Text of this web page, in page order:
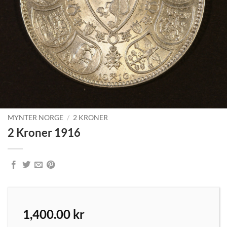
MYNTER NORGE / 2 KRONER
2 Kroner 1916
1,400.00 kr